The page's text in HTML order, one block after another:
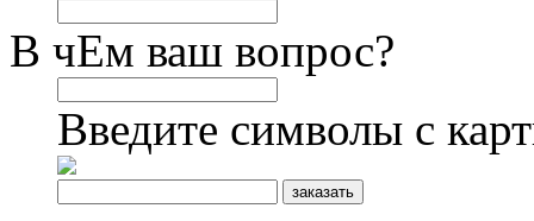
В чЕм ваш вопрос?
Введите символы с